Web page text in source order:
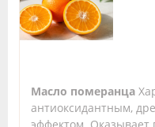
Масло померанца
антиоксидантным,